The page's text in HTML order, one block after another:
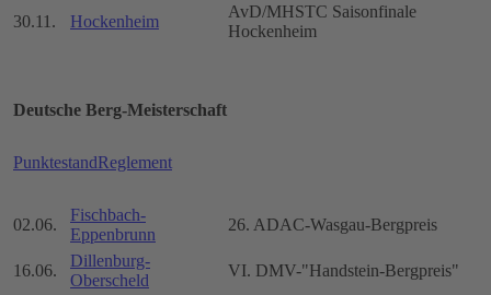
30.11.
Hockenheim
AvD/MHSTC Saisonfinale
Hockenheim
Deutsche Berg-Meisterschaft
PunktestandReglement
02.06.
Fischbach-
Eppenbrunn
26. ADAC-Wasgau-Bergpreis
16.06.
Dillenburg-
Oberscheld
VI. DMV-"Handstein-Bergpreis"